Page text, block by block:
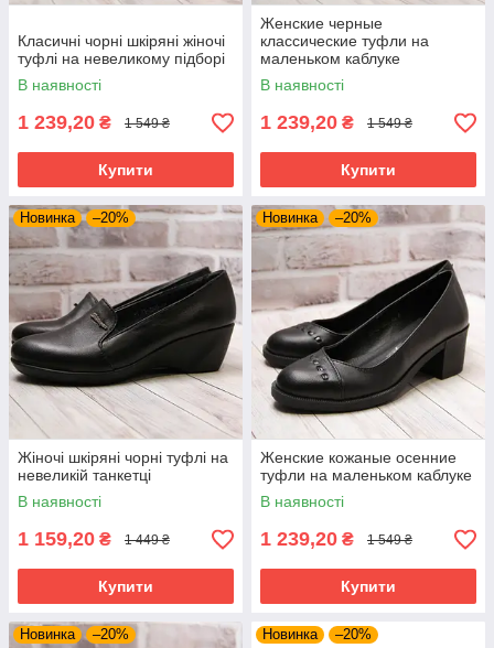
Класичні чорні шкіряні жіночі
туфлі на невеликому підборі
В наявності
1 239,20 ₴ 1 549 ₴
Купити
Женские черные
классические туфли на
маленьком каблуке
В наявності
1 239,20 ₴ 1 549 ₴
Купити
Новинка –20%
Жіночі шкіряні чорні туфлі на
невеликій танкетці
В наявності
1 159,20 ₴ 1 449 ₴
Купити
Новинка –20%
Женские кожаные осенние
туфли на маленьком каблуке
В наявності
1 239,20 ₴ 1 549 ₴
Купити
Новинка –20% Новинка –20%